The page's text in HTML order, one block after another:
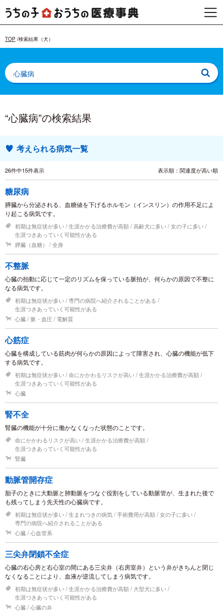
TOP 検索結果（犬）
“心臓病”の検索結果
考えられる病気一覧
26件中15件表示 表示順：関連度が高い順
糖尿病
膵臓から分泌される、血糖値を下げるホルモン（インスリン）の作用不足によ
り起こる病気です。
初期は無症状が多い 生涯かかる治療費が高額 高齢犬に多い 女の子に多い
生涯つきあっていく可能性がある
膵臓（血糖）
全身
不整脈
心臓の拍動に応じて一定のリズムを保っている脈拍が、何らかの原因で不整に
なる病気です。
初期は無症状が多い 専門の病院へ紹介されることがある
生涯つきあっていく可能性がある
心臓
脈・血圧 電解質
心筋症
心臓を構成している筋肉が何らかの原因によって障害され、心臓の機能が低下
する病気です。
初期は無症状が多い 命にかかわるリスクが高い 生涯かかる治療費が高額
生涯つきあっていく可能性がある
心臓
腎不全
腎臓の機能が十分に働かなくなった状態のことです。
命にかかわるリスクが高い 生涯かかる治療費が高額
生涯つきあっていく可能性がある
腎臓
動脈管開存症
胎子のときに大動脈と肺動脈をつなぐ役割をしている動脈管が、生まれた後で
も残ってしまう先天性の心臓病です。
初期は無症状が多い 生まれつきの病気 手術費用が高額 女の子に多い
専門の病院へ紹介されることがある
心臓
心血管系
三尖弁閉鎖不全症
心臓の右心房と右心室の間にある三尖弁（右房室弁）という弁がきちんと閉じ
なくなることにより、血液が逆流してしまう病気です。
初期は無症状が多い 生涯かかる治療費が高額 大型犬に多い
生涯つきあっていく可能性がある
心臓
心臓の弁